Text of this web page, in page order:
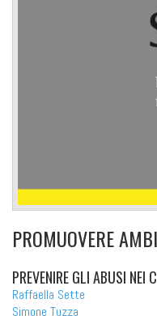
PROMUOVERE
PREVENIRE GLI ABUSI NEI
Raffaella Sette
Simone Tuzza